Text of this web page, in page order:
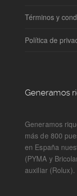
Términos y
Política de
Generamos
Generamos
más de 800
en España
(PYMA y
auxiliar (Rolux).